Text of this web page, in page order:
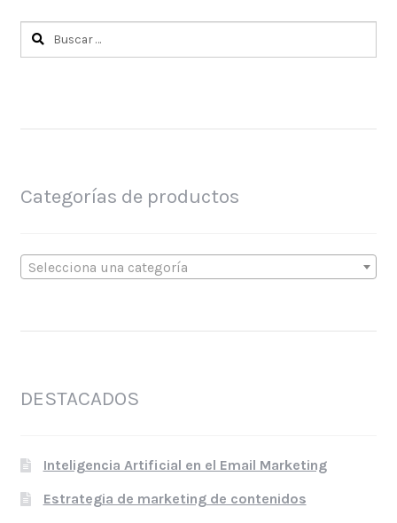
Buscar:
Categorías de productos
Selecciona una categoría
DESTACADOS
Inteligencia Artificial en el Email Marketing
Estrategia de marketing de contenidos